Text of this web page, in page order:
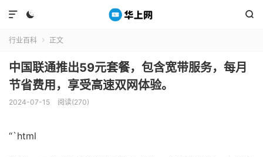
 

行业百科  正文
中国联通推出59元套餐，包含宽带服务，每月
节省费用，享受高速双网体验。
2024-07-15 阅读(270)
“`html